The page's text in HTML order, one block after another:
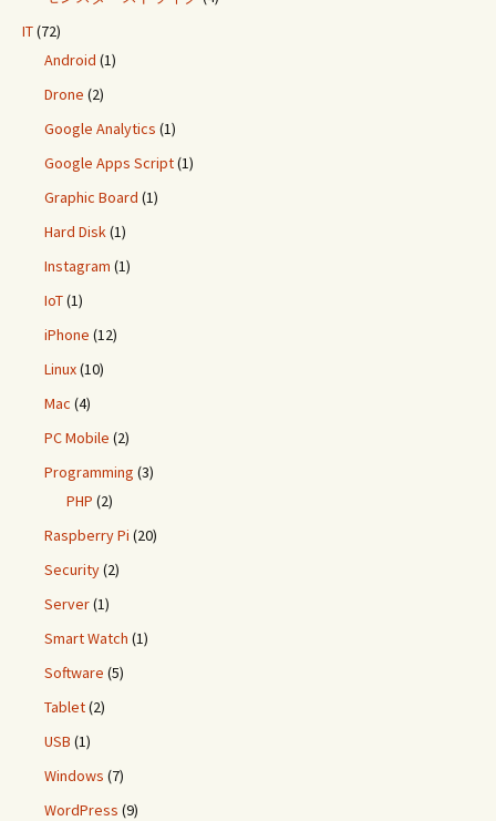
IT(72)
Android (1)
Drone (2)
Google Analytics (1)
Google Apps Script(1)
Graphic Board (1)
Hard Disk(1)
Instagram (1)
IoT(1)
iPhone (12)
Linux(10)
Mac (4)
PC Mobile (2)
Programming (3)
PHP (2)
Raspberry Pi (20)
Security(2)
Server(1)
Smart Watch (1)
Software (5)
Tablet(2)
USB (1)
Windows (7)
WordPress (9)